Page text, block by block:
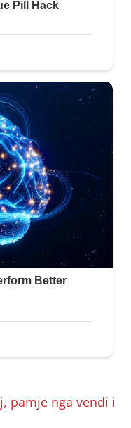
pamje nga vendi i